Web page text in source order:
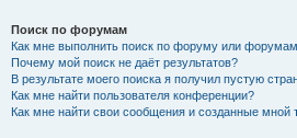
Поиск по форумам
Как мне выполнить поиск по форуму или
Почему мой поиск не даёт результатов?
В результате моего поиска я получил пустую
Как мне найти пользователя конференции?
Как мне найти свои сообщения и созданные мной